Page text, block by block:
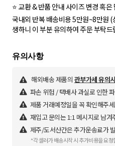
⭐️ 교환 & 반품 안내 사이즈 변경 혹
국내외 반복 배송비용 5만원~8만원
생하니 이 부분 유의하여 주문 부탁드
유의사항
해외배송 제품의 관부가세 유의
파손 위험 / 택배사 과실로 인한
제품 거래예정일을 꼭 확인해주
재입고 문의는 1:1 메시지로 남
제주/도서산간은 추가운송료가
*각 셀러가 배송시작 시 추가비용을 요청